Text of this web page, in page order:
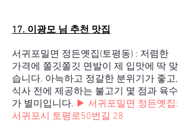
17. 이광모 님 추천 맛집
서귀포밀면 정든옛집(토평동) : 저렴한
가격에 쫄깃쫄깃 면발이 제 입맛에 딱 맞
습니다. 아늑하고 정갈한 분위기가 좋고,
식사 전에 제공하는 불고기 몇 점과 육수
가 별미입니다. ▶ 서귀포밀면 정든옛집:
서귀포시 토평로50번길 28